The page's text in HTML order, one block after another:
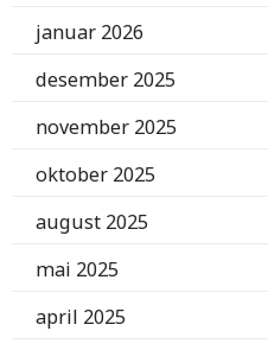
januar 2026
desember 2025
november 2025
oktober 2025
august 2025
mai 2025
april 2025